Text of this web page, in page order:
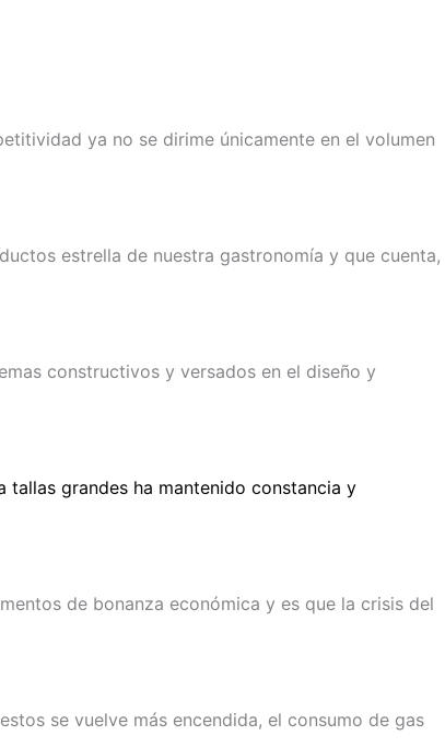
ya no se dirime únicamente en el volumen
estrella de nuestra gastronomía y que cuenta,
constructivos y versados en el diseño y
tallas grandes ha mantenido constancia y
de bonanza económica y es que la crisis del
se vuelve más encendida, el consumo de gas